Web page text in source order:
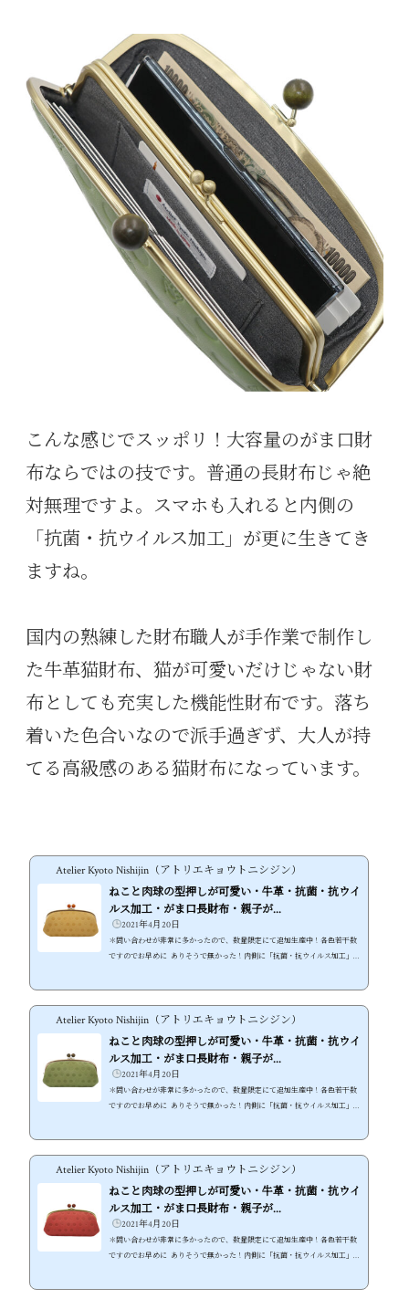
こんな感じでスッポリ！大容量のがま口財
布ならではの技です。普通の長財布じゃ絶
対無理ですよ。スマホも入れると内側の
「抗菌・抗ウイルス加工」が更に生きてき
ますね。
国内の熟練した財布職人が手作業で制作し
た牛革猫財布、猫が可愛いだけじゃない財
布としても充実した機能性財布です。落ち
着いた色合いなので派手過ぎず、大人が持
てる高級感のある猫財布になっています。
Atelier Kyoto Nishijin（アトリエキョウトニシジン）
ねこと肉球の型押しが可愛い・牛革・抗菌・抗ウイ
ルス加工・がま口長財布・親子が...
2021年4月20日
＊問い合わせが非常に多かったので、数量限定にて追加生産中！各色若干数
ですのでお早めに ありそうで無かった！内側に「抗菌・抗ウイルス加工」を
い、猫好きの為の可愛いねこ型押し牛革財布 ●内側に「抗菌・抗ウイルス加
工」の裏地を採用、不安な世の中でも安心して使える財布に ●しっとりとし
た素上げの牛革が使い込む内に経年変化も楽しめる！長く使えるねこ財布 ●
可愛いだけじゃないスマホも入る大容量！本格的な機能性がま口ねこ財布 ●
本体...
Atelier Kyoto Nishijin（アトリエキョウトニシジン）
ねこと肉球の型押しが可愛い・牛革・抗菌・抗ウイ
ルス加工・がま口長財布・親子が...
2021年4月20日
＊問い合わせが非常に多かったので、数量限定にて追加生産中！各色若干数
ですのでお早めに ありそうで無かった！内側に「抗菌・抗ウイルス加工」を
い、猫好きの為の可愛いねこ型押し牛革財布 ●内側に「抗菌・抗ウイルス加
工」の裏地を採用、不安な世の中でも安心して使える財布に ●しっとりとし
た素上げの牛革が使い込む内に経年変化も楽しめる！長く使えるねこ財布 ●
可愛いだけじゃないスマホも入る大容量！本格的な機能性がま口ねこ財布 ●
本体...
Atelier Kyoto Nishijin（アトリエキョウトニシジン）
ねこと肉球の型押しが可愛い・牛革・抗菌・抗ウイ
ルス加工・がま口長財布・親子が...
2021年4月20日
＊問い合わせが非常に多かったので、数量限定にて追加生産中！各色若干数
ですのでお早めに ありそうで無かった！内側に「抗菌・抗ウイルス加工」を
い、猫好きの為の可愛いねこ型押し牛革財布 ●内側に「抗菌・抗ウイルス加